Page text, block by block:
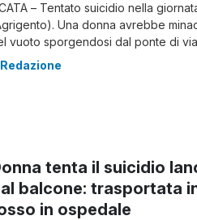
– Tentato suicidio nella
Una donna avrebbe
vuoto sporgendosi dal ponte di
che l’intenzione della donna si
Redazione
tenta il suicidio
balcone: trasportata
in ospedale